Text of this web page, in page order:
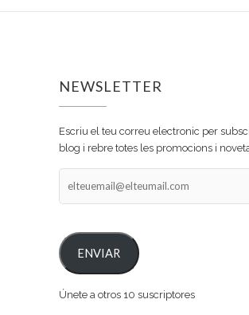
NEWSLETTER
Escriu el teu correu electronic per
blog i rebre totes les promocions i
ENVIAR
Únete a otros 10 suscriptores